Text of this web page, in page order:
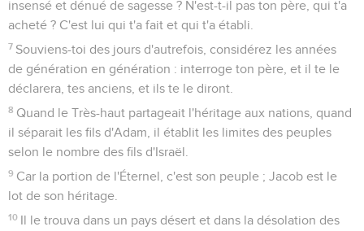
insensé et dénué de sagesse ? N'est-t-il pas ton père, qui t'a
acheté ? C'est lui qui t'a fait et qui t'a établi.
7 Souviens-toi des jours d'autrefois, considérez les années
de génération en génération : interroge ton père, et il te le
déclarera, tes anciens, et ils te le diront.
8 Quand le Très-haut partageait l'héritage aux nations, quand
il séparait les fils d'Adam, il établit les limites des peuples
selon le nombre des fils d'Israël.
9 Car la portion de l'Éternel, c'est son peuple ; Jacob est le
lot de son héritage.
10 Il le trouva dans un pays désert et dans la désolation des